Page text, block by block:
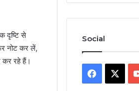
दृष्टि से
नोट कर लें,
कर रहे हैं।
Social
Facebook